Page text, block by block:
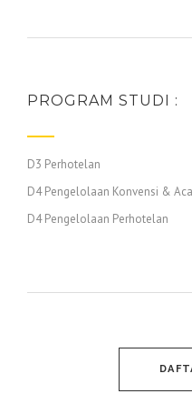
PROGRAM STUDI :
D3 Perhotelan
D4 Pengelolaan Konvensi &
D4 Pengelolaan Perhotelan